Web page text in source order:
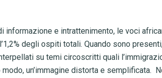
informazione e intrattenimento, le voci
degli ospiti totali. Quando sono
su temi circoscritti quali
un’immagine distorta e semplificata.